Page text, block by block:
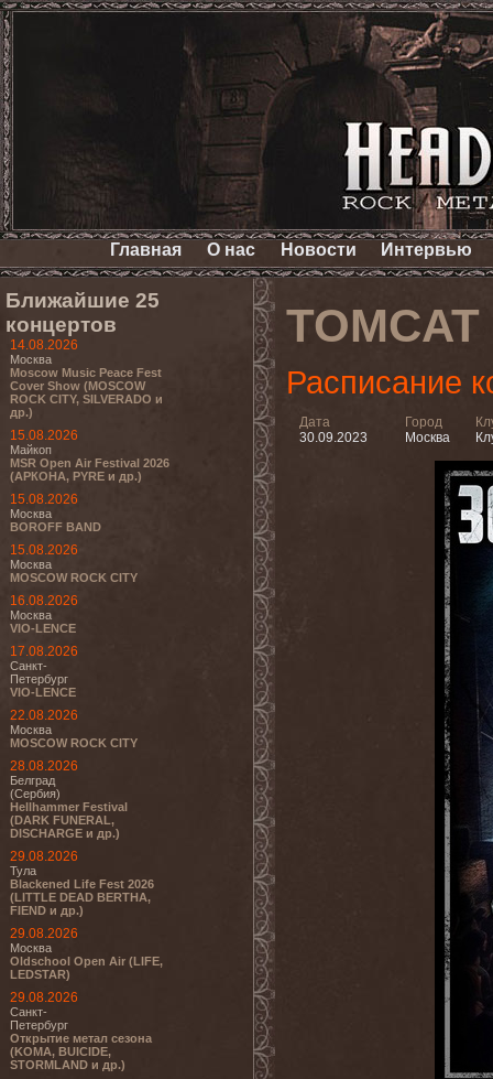
Главная О нас Новости Интервью
Ближайшие 25
концертов
14.08.2026
Москва
Moscow Music Peace Fest
Cover Show (MOSCOW
ROCK CITY, SILVERADO и
др.)
15.08.2026
Майкоп
MSR Open Air Festival 2026
(АРКОНА, PYRE и др.)
15.08.2026
Москва
BOROFF BAND
15.08.2026
Москва
MOSCOW ROCK CITY
16.08.2026
Москва
VIO-LENCE
17.08.2026
Санкт-
Петербург
VIO-LENCE
22.08.2026
Москва
MOSCOW ROCK CITY
28.08.2026
Белград
(Сербия)
Hellhammer Festival
(DARK FUNERAL,
DISCHARGE и др.)
29.08.2026
Тула
Blackened Life Fest 2026
(LITTLE DEAD BERTHA,
FIEND и др.)
29.08.2026
Москва
Oldschool Open Air (LIFE,
LEDSTAR)
29.08.2026
Санкт-
Петербург
Открытие метал сезона
(KOMA, BUICIDE,
STORMLAND и др.)
TOMCAT
Расписание
Дата
30.09.2023
Город
Москва